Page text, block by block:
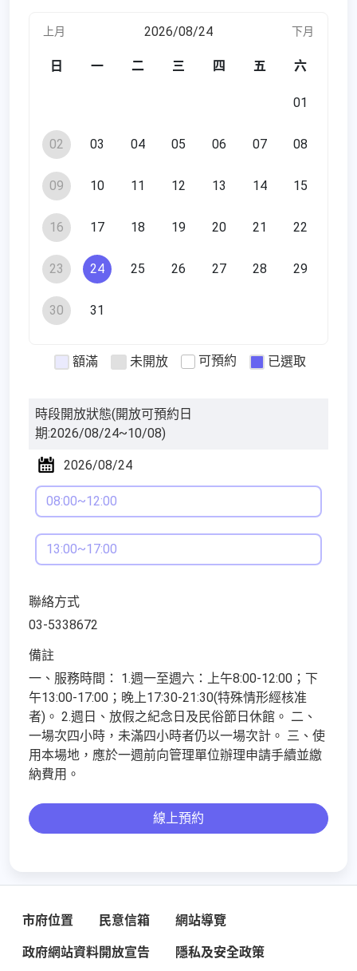
上月 2026/08/24 下月
日 一 二 三 四 五 六
01
02 03 04 05 06 07 08
09 10 11 12 13 14 15
16 17 18 19 20 21 22
23 24 25 26 27 28 29
30 31
額滿 未開放 可預約 已選取
時段開放狀態(開放可預約日
期:2026/08/24~10/08)
2026/08/24
08:00~12:00
13:00~17:00
聯絡方式
03-5338672
備註
一、服務時間： 1.週一至週六：上午8:00-12:00；下
午13:00-17:00；晚上17:30-21:30(特殊情形經核准
者)。 2.週日、放假之紀念日及民俗節日休館。 二、
一場次四小時，未滿四小時者仍以一場次計。 三、使
用本場地，應於一週前向管理單位辦理申請手續並繳
納費用。
線上預約
市府位置 民意信箱 網站導覽
政府網站資料開放宣告 隱私及安全政策